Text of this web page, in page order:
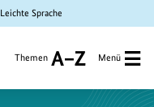
Leichte Sprache
Themen
A
Z
Menü